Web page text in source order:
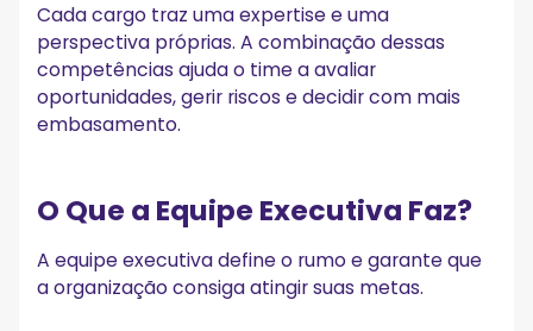
Cada cargo traz uma expertise e uma
perspectiva próprias. A combinação dessas
competências ajuda o time a avaliar
oportunidades, gerir riscos e decidir com mais
embasamento.
O Que a Equipe Executiva Faz?
A equipe executiva define o rumo e garante que
a organização consiga atingir suas metas.